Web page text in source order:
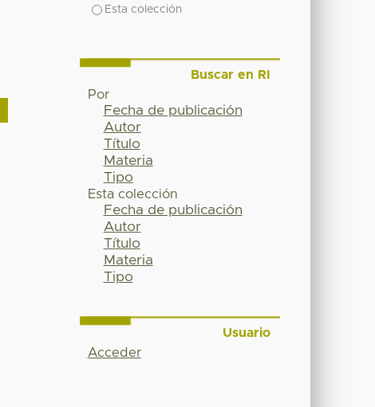
Esta colección
Buscar en RI
Por
Fecha de publicación
Autor
Título
Materia
Tipo
Esta colección
Fecha de publicación
Autor
Título
Materia
Tipo
Usuario
Acceder